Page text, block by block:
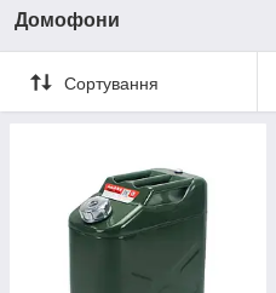
Домофони
Сортування